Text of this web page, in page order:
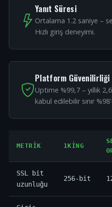
Yanıt Süresi
Ortalama 1.2 saniye –
Hızlı giriş deneyimi.
Platform Güvenilirliği
Uptime %99,7 – yıllık
kabul edilebilir sınır
METRIK 1KING
SSL bit
uzunluğu
256-bit